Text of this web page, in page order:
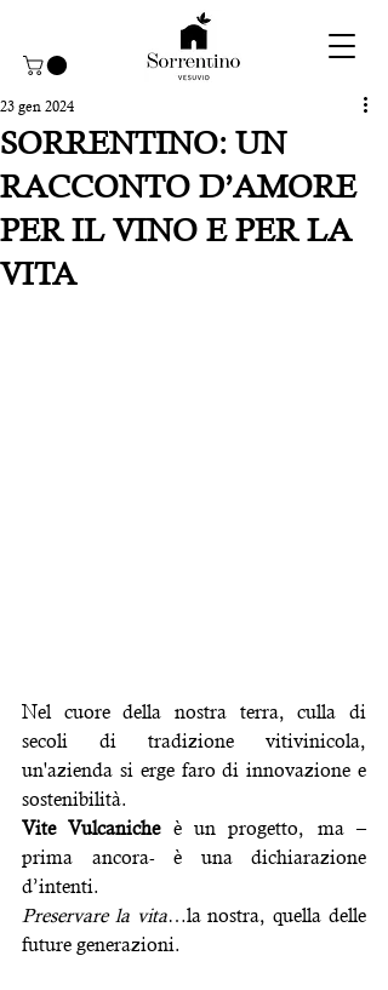
SORRENTINO: UN
RACCONTO D’AMORE
PER IL VINO E PER LA
VITA
23 gen 2024
Nel cuore della nostra terra, culla di
secoli di tradizione vitivinicola,
un'azienda si erge faro di innovazione e
sostenibilità.
Vite Vulcaniche è un progetto, ma –
prima ancora- è una dichiarazione
d’intenti.
Preservare la vita…la nostra, quella delle
future generazioni.